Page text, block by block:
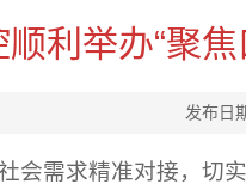
顺利举办“聚
发布
会需求精准对接，切